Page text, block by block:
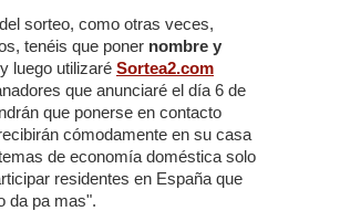
sorteo, como otras veces,
tenéis que poner nombre y
y luego utilizaré Sortea2.com
que anunciaré el día 6 de
que ponerse en contacto
cómodamente en su casa
de economía doméstica solo
residentes en España que
da pa mas".